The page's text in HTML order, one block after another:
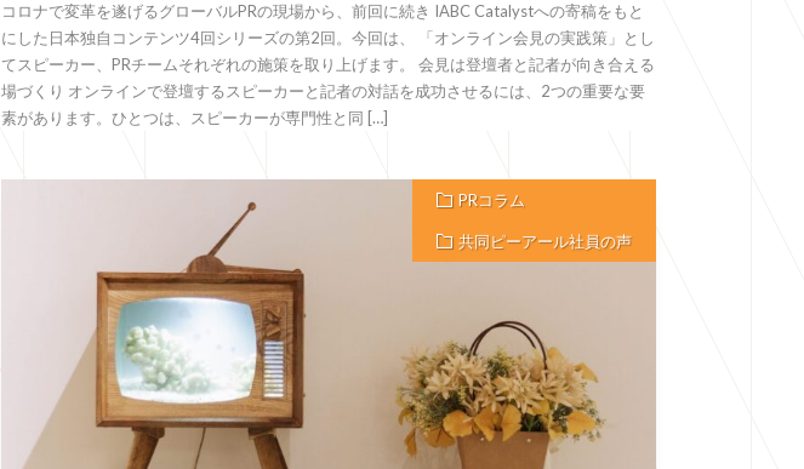
コロナで変革を遂げるグローバルPRの現場から、前回に続き IABC Catalystへの寄稿をもと
にした日本独自コンテンツ4回シリーズの第2回。今回は、 「オンライン会見の実践策」とし
てスピーカー、PRチームそれぞれの施策を取り上げます。 会見は登壇者と記者が向き合える
場づくり オンラインで登壇するスピーカーと記者の対話を成功させるには、2つの重要な要
素があります。ひとつは、スピーカーが専門性と同 […]
PRコラム
共同ピーアール社員の声